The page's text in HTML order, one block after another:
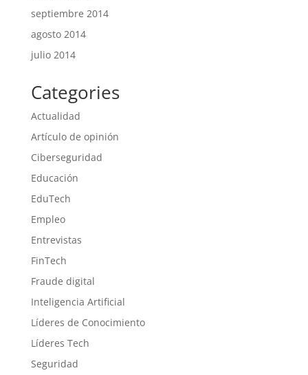
septiembre 2014
agosto 2014
julio 2014
Categories
Actualidad
Artículo de opinión
Ciberseguridad
Educación
EduTech
Empleo
Entrevistas
FinTech
Fraude digital
Inteligencia Artificial
Líderes de Conocimiento
Líderes Tech
Seguridad